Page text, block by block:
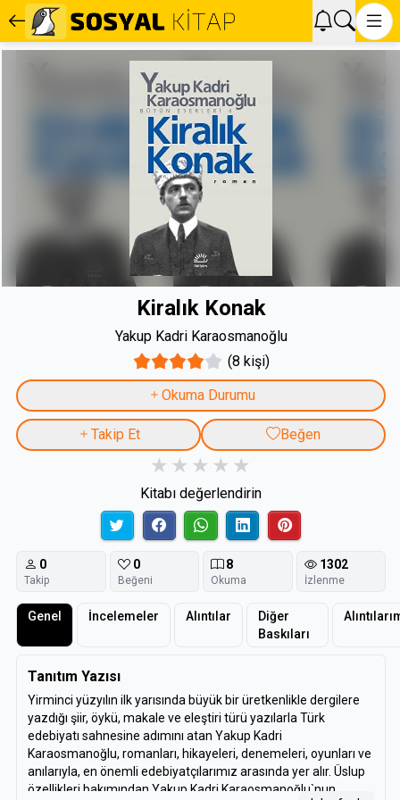
Kiralık Konak
Yakup Kadri Karaosmanoğlu
(8 kişi)
Okuma Durumu
Takip Et Beğen
Kitabı değerlendirin
0
Takip
0
Beğeni
8
Okuma
1302
İzlenme
Genel İncelemeler Alıntılar
Diğer
Baskıları
Tanıtım Yazısı
Yirminci yüzyılın ilk yarısında büyük bir üretkenlikle dergilere
yazdığı şiir, öykü, makale ve eleştiri türü yazılarla Türk
edebiyatı sahnesine adımını atan Yakup Kadri
Karaosmanoğlu, romanları, hikayeleri, denemeleri, oyunları ve
anılarıyla, en önemli edebiyatçılarımız arasında yer alır. Üslup
özellikleri bakımından Yakup Kadri Karaosmanoğlu`nun